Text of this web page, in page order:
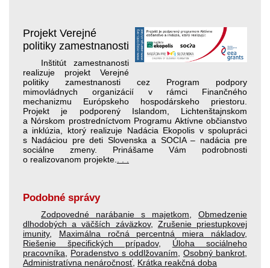
Projekt Verejné
politiky zamestnanosti
Inštitút zamestnanosti
realizuje projekt Verejné
politiky zamestnanosti cez Program podpory
mimovládnych organizácií v rámci Finančného
mechanizmu Európskeho hospodárskeho priestoru.
Projekt je podporený Islandom, Lichtenštajnskom
a Nórskom prostredníctvom Programu Aktívne občianstvo
a inklúzia, ktorý realizuje Nadácia Ekopolis v spolupráci
s Nadáciou pre deti Slovenska a SOCIA – nadácia pre
sociálne zmeny. Prinášame Vám podrobnosti
o realizovanom projekte.
Podobné správy
Zodpovedné narábanie s majetkom
Obmedzenie
dlhodobých a väčších záväzkov, Zrušenie priestupkovej
imunity, Maximálna ročná percentná miera nákladov,
Riešenie špecifických prípadov, Úloha sociálneho
pracovníka
Poradenstvo s oddlžovaním Osobný bankrot
Administratívna nenáročnosť, Krátka reakčná doba